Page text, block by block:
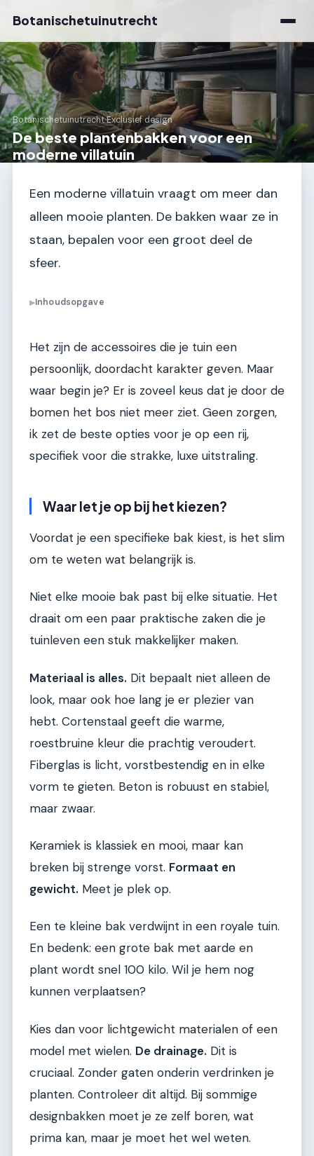
Botanischetuinutrecht
Botanischetuinutrecht›Exclusief design
De beste plantenbakken voor een
moderne villatuin
Een moderne villatuin vraagt om meer dan
alleen mooie planten. De bakken waar ze in
staan, bepalen voor een groot deel de
sfeer.
▶Inhoudsopgave
Het zijn de accessoires die je tuin een
persoonlijk, doordacht karakter geven. Maar
waar begin je? Er is zoveel keus dat je door de
bomen het bos niet meer ziet. Geen zorgen,
ik zet de beste opties voor je op een rij,
specifiek voor die strakke, luxe uitstraling.
Waar let je op bij het kiezen?
Voordat je een specifieke bak kiest, is het slim
om te weten wat belangrijk is.
Niet elke mooie bak past bij elke situatie. Het
draait om een paar praktische zaken die je
tuinleven een stuk makkelijker maken.
Materiaal is alles. Dit bepaalt niet alleen de
look, maar ook hoe lang je er plezier van
hebt. Cortenstaal geeft die warme,
roestbruine kleur die prachtig veroudert.
Fiberglas is licht, vorstbestendig en in elke
vorm te gieten. Beton is robuust en stabiel,
maar zwaar.
Keramiek is klassiek en mooi, maar kan
breken bij strenge vorst. Formaat en
gewicht. Meet je plek op.
Een te kleine bak verdwijnt in een royale tuin.
En bedenk: een grote bak met aarde en
plant wordt snel 100 kilo. Wil je hem nog
kunnen verplaatsen?
Kies dan voor lichtgewicht materialen of een
model met wielen. De drainage. Dit is
cruciaal. Zonder gaten onderin verdrinken je
planten. Controleer dit altijd. Bij sommige
designbakken moet je ze zelf boren, wat
prima kan, maar je moet het wel weten.